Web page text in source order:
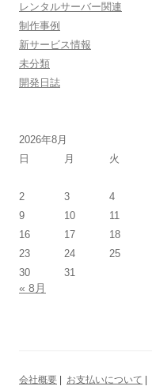
レンタルサーバー関連
制作事例
新サービス情報
未分類
開発日誌
2026年8月
日
月 火
2
3 4
9
10 11
16
17 18
23
24 25
30
31
« 8月
会社概要 お支払いについて